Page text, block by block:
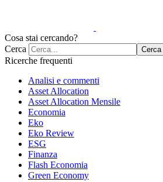
Cosa stai cercando?
Cerca
Cerca
Ricerche frequenti
Analisi e commenti
Asset Allocation
Asset Allocation Mensile
Economia
Eko
Eko Review
ESG
Finanza
Flash Economia
Green Economy